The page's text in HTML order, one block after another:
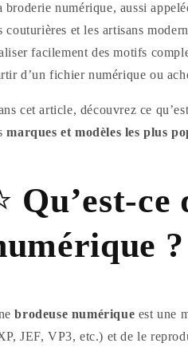
broderie numérique, aussi
couturières et les artisans
facilement des motifs
d’un fichier numérique ou
cet article, découvrez ce
marques et modèles les plus
Qu’est-ce
?
brodeuse numérique est une
JEF, VP3, etc.) et de le